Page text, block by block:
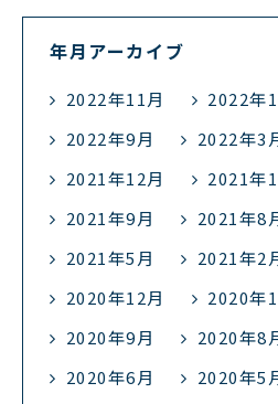
年月アーカイブ
2022年11月
2022年
2022年9月
2022年3
2021年12月
2021年
2021年9月
2021年8
2021年5月
2021年2
2020年12月
2020年
2020年9月
2020年8
2020年6月
2020年5